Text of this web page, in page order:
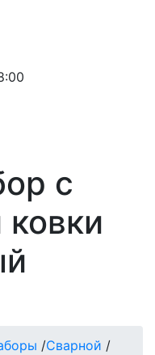
с
/Сварной /